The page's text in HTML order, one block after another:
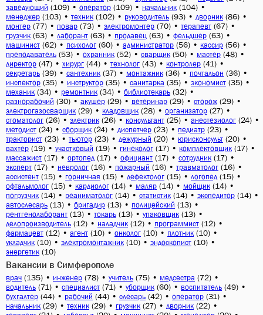
заведующий (109) • оператор (109) • начальник (104) •
менеджер (103) • техник (102) • руководитель (93) • дворник (86) •
монтер (77) • повар (73) • электромонтер (70) • терапевт (67) •
грузчик (63) • лаборант (63) • продавец (63) • фельдшер (63) •
машинист (62) • психолог (60) • администратор (56) • кассир (56) •
преподаватель (53) • охранник (52) • сварщик (50) • мастер (48) •
директор (47) • хирург (44) • технолог (43) • контролер (41) •
секретарь (39) • сантехник (37) • монтажник (36) • почтальон (36) •
инспектор (35) • инструктор (35) • санитарка (35) • экономист (35) •
механик (34) • ремонтник (34) • библиотекарь (32) •
разнорабочий (30) • акушер (29) • ветеринар (29) • сторож (29) •
электрогазосварщик (29) • кладовщик (28) • организатор (27) •
стоматолог (26) • электрик (26) • консультант (25) • анестезиолог (24) •
методист (24) • сборщик (24) • диспетчер (23) • педиатр (23) •
тракторист (23) • тьютор (23) • дежурный (20) • юрисконсульт (20) •
вахтер (19) • участковый (19) • гинеколог (17) • комплектовщик (17) •
массажист (17) • ортопед (17) • официант (17) • сотрудник (17) •
эксперт (17) • невролог (16) • пожарный (16) • травматолог (16) •
ассистент (15) • горничная (15) • дефектолог (15) • логопед (15) •
офтальмолог (15) • кардиолог (14) • маляр (14) • мойщик (14) •
погрузчик (14) • реаниматолог (14) • статистик (14) • экспедитор (14) •
автослесарь (13) • бригадир (13) • полицейский (13) •
рентгенолаборант (13) • токарь (13) • упаковщик (13) •
делопроизводитель (12) • наладчик (12) • программист (12) •
фармацевт (12) • агент (10) • онколог (10) • плотник (10) •
укладчик (10) • электромонтажник (10) • эндоскопист (10) •
энергетик (10)
Вакансии в Симферополе
врач (135) • инженер (78) • учитель (75) • медсестра (72) •
водитель (71) • специалист (71) • уборщик (60) • воспитатель (49) •
бухгалтер (44) • рабочий (44) • слесарь (42) • оператор (31) •
начальник (29) • техник (29) • грузчик (27) • дворник (22) •